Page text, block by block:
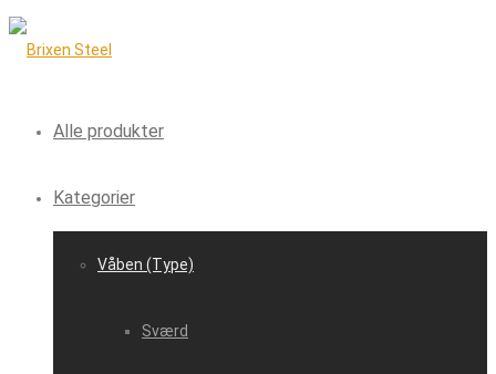
Alle produkter
Kategorier
Våben (Type)
Sværd